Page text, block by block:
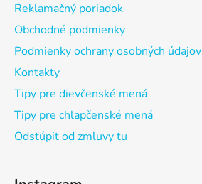
Reklamačný poriadok
Obchodné podmienky
Podmienky ochrany osobných údajov
Kontakty
Tipy pre dievčenské mená
Tipy pre chlapčenské mená
Odstúpiť od zmluvy tu